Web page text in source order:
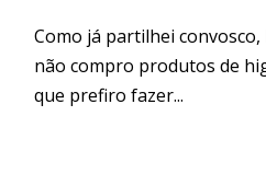
Como já partilhei
não compro produtos de
que prefiro fazer...